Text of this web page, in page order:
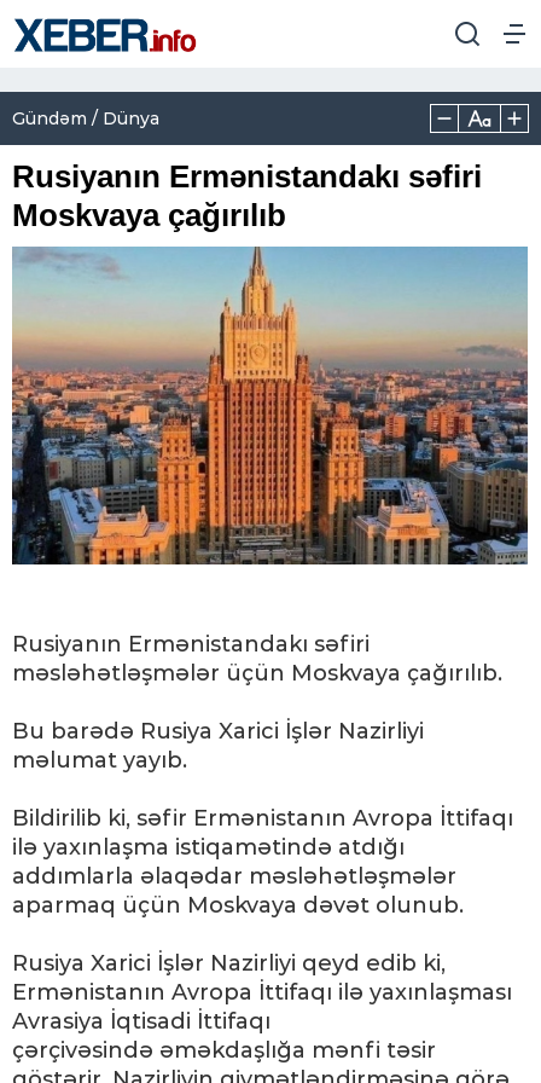
Gündəm / Dünya
Rusiyanın Ermənistandakı səfiri
Moskvaya çağırılıb
Rusiyanın Ermənistandakı səfiri
məsləhətləşmələr üçün Moskvaya çağırılıb.
Bu barədə Rusiya Xarici İşlər Nazirliyi
məlumat yayıb.
Bildirilib ki, səfir Ermənistanın Avropa İttifaqı
ilə yaxınlaşma istiqamətində atdığı
addımlarla əlaqədar məsləhətləşmələr
aparmaq üçün Moskvaya dəvət olunub.
Rusiya Xarici İşlər Nazirliyi qeyd edib ki,
Ermənistanın Avropa İttifaqı ilə yaxınlaşması
Avrasiya İqtisadi İttifaqı
çərçivəsində əməkdaşlığa mənfi təsir